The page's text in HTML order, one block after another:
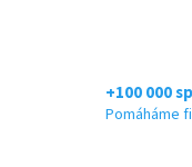
+100 000
Pomáháme